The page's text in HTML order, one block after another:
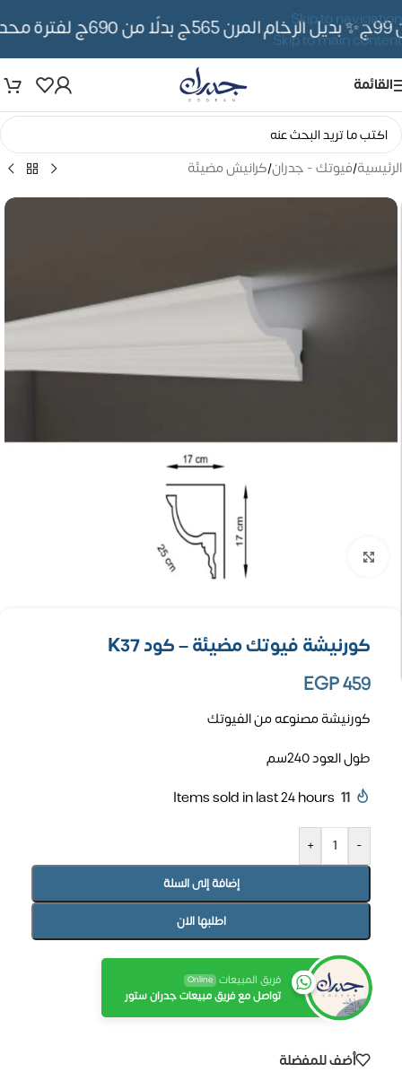
Skip to navigation
Skip to main content
✨ بديل الرخام المرن 565ج بدلًا من 690ج لفترة محدوده
القائمة
الرئيسية/فيوتك - جدران/كرانيش مضيئة
كورنيشة فيوتك مضيئة – كود K37
EGP459
كورنيشة مصنوعه من الفيوتك
طول العود 240سم
11
Items sold in last 24 hours
-
+
إضافة إلى السلة
اطلبها الان
فريق المبيعات Online
تواصل مع فريق مبيعات جدران ستور
أضف للمفضلة